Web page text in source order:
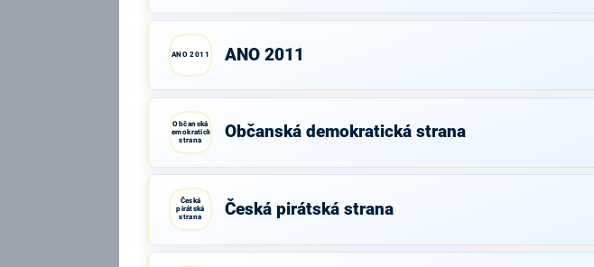
ANO 2011 ANO 2011
Občanská
demokratická
strana
Občanská demokratická strana
Česká
pirátská
strana
Česká pirátská strana